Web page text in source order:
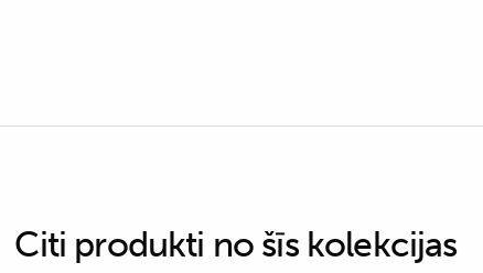
Citi produkti no šīs kolekcijas